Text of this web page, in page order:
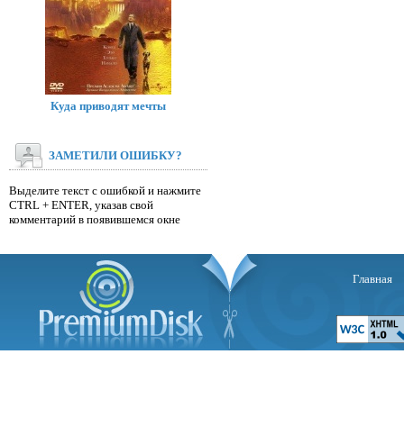
Куда приводят мечты
ЗАМЕТИЛИ ОШИБКУ?
Выделите текст с ошибкой и нажмите
CTRL + ENTER, указав свой
комментарий в появившемся окне
Главная